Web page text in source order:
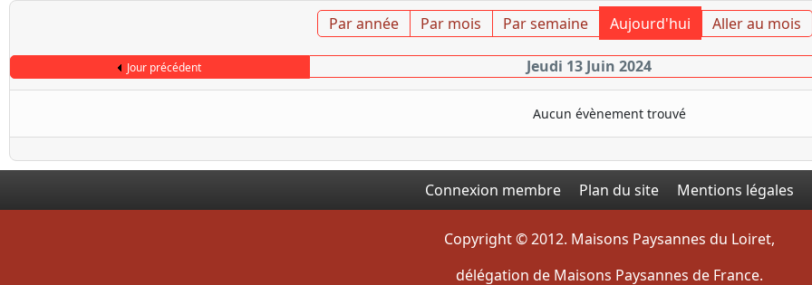
Par année Par mois Par semaine Aujourd'hui Aller au mois
Jour précédent Jeudi 13 Juin 2024
Aucun évènement trouvé
Connexion membre Plan du site Mentions légales
Copyright © 2012. Maisons Paysannes du Loiret,
délégation de Maisons Paysannes de France.